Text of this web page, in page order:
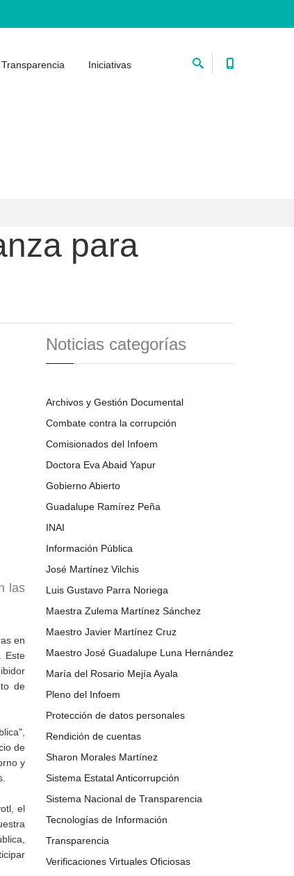
Transparencia Iniciativas
para
las
en
Este
de
de
y
el
Noticias categorías
Archivos y Gestión Documental
Combate contra la corrupción
Comisionados del Infoem
Doctora Eva Abaid Yapur
Gobierno Abierto
Guadalupe Ramírez Peña
INAI
Información Pública
José Martínez Vilchis
Luis Gustavo Parra Noriega
Maestra Zulema Martínez Sánchez
Maestro Javier Martínez Cruz
Maestro José Guadalupe Luna Hernández
María del Rosario Mejía Ayala
Pleno del Infoem
Protección de datos personales
Rendición de cuentas
Sharon Morales Martínez
Sistema Estatal Anticorrupción
Sistema Nacional de Transparencia
Tecnologías de Información
Transparencia
Verificaciones Virtuales Oficiosas